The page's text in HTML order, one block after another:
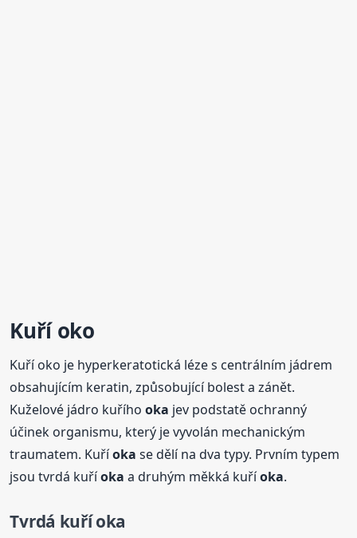
Kuří oko
Kuří oko je hyperkeratotická léze s centrálním jádrem
obsahujícím keratin, způsobující bolest a zánět.
Kuželové jádro kuříhooka jev podstatě ochranný
účinek organismu, který je vyvolán mechanickým
traumatem. Kuříoka se dělí na dva typy. Prvním typem
jsou tvrdá kuříoka a druhým měkká kuříoka.
Tvrdá kuříoka